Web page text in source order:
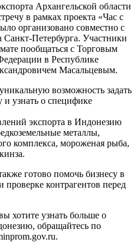
Архангельской области
в рамках проекта «Час с
организовано совместно с
Петербурга. Участники
пообщаться с Торговым
в Республике
Масальцевым.
возможность задать
узнать о специфике
экспорта в Индонезию
металлы,
комплекса, мороженая рыба,
готово помочь бизнесу в
контрагентов перед
хотите узнать больше о
обращайтесь по